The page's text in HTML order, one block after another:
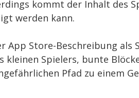
kommt der Inhalt des
werden kann.
App Store-Beschreibung als
kleinen Spielers, bunte
Pfad zu einem